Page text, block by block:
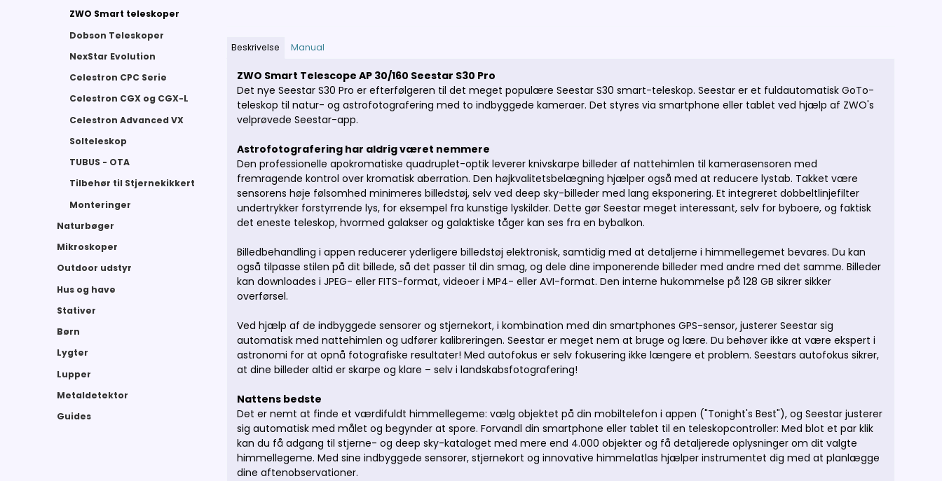
ZWO Smart teleskoper
Dobson Teleskoper
NexStar Evolution
Celestron CPC Serie
Celestron CGX og CGX-L
Celestron Advanced VX
Solteleskop
TUBUS - OTA
Tilbehør til Stjernekikkert
Monteringer
Naturbøger
Mikroskoper
Outdoor udstyr
Hus og have
Stativer
Børn
Lygter
Lupper
Metaldetektor
Guides
Beskrivelse Manual
ZWO Smart Telescope AP 30/160 Seestar S30 Pro
Det nye Seestar S30 Pro er efterfølgeren til det meget populære Seestar S30 smart-teleskop. Seestar er et fuldautomatisk GoTo-
teleskop til natur- og astrofotografering med to indbyggede kameraer. Det styres via smartphone eller tablet ved hjælp af ZWO's
velprøvede Seestar-app.
Astrofotografering har aldrig været nemmere
Den professionelle apokromatiske quadruplet-optik leverer knivskarpe billeder af nattehimlen til kamerasensoren med
fremragende kontrol over kromatisk aberration. Den højkvalitetsbelægning hjælper også med at reducere lystab. Takket være
sensorens høje følsomhed minimeres billedstøj, selv ved deep sky-billeder med lang eksponering. Et integreret dobbeltlinjefilter
undertrykker forstyrrende lys, for eksempel fra kunstige lyskilder. Dette gør Seestar meget interessant, selv for byboere, og faktisk
det eneste teleskop, hvormed galakser og galaktiske tåger kan ses fra en bybalkon.
Billedbehandling i appen reducerer yderligere billedstøj elektronisk, samtidig med at detaljerne i himmellegemet bevares. Du kan
også tilpasse stilen på dit billede, så det passer til din smag, og dele dine imponerende billeder med andre med det samme. Billeder
kan downloades i JPEG- eller FITS-format, videoer i MP4- eller AVI-format. Den interne hukommelse på 128 GB sikrer sikker
overførsel.
Ved hjælp af de indbyggede sensorer og stjernekort, i kombination med din smartphones GPS-sensor, justerer Seestar sig
automatisk med nattehimlen og udfører kalibreringen. Seestar er meget nem at bruge og lære. Du behøver ikke at være ekspert i
astronomi for at opnå fotografiske resultater! Med autofokus er selv fokusering ikke længere et problem. Seestars autofokus sikrer,
at dine billeder altid er skarpe og klare – selv i landskabsfotografering!
Nattens bedste
Det er nemt at finde et værdifuldt himmellegeme: vælg objektet på din mobiltelefon i appen ("Tonight's Best"), og Seestar justerer
sig automatisk med målet og begynder at spore. Forvandl din smartphone eller tablet til en teleskopcontroller: Med blot et par klik
kan du få adgang til stjerne- og deep sky-kataloget med mere end 4.000 objekter og få detaljerede oplysninger om dit valgte
himmellegeme. Med sine indbyggede sensorer, stjernekort og innovative himmelatlas hjælper instrumentet dig med at planlægge
dine aftenobservationer.